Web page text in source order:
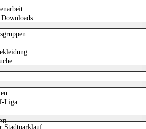
Liga
Stadtparklauf